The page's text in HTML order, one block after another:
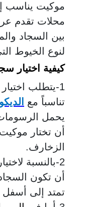
موكيت يناسب
محلات تقدم
بين السجاد
لنوع الخيوط
كيفية اختيار
1-يتطلب
تناسباً مع
يحمل
أن تختار
الزخارف.
2-بالنسبة
أن تكون
تمتد إلى